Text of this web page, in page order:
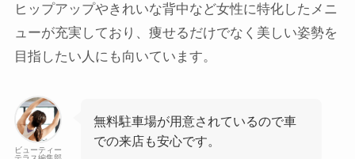
ヒップアップやきれいな背中など女性に特化したメニ
ューが充実しており、痩せるだけでなく美しい姿勢を
目指したい人にも向いています。
ビューティー
無料駐車場が用意されているので車
での来店も安心です。